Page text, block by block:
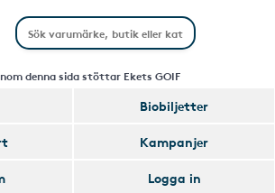
denna sida stöttar Ekets GOIF
Biobiljetter
Kampanjer
Logga in